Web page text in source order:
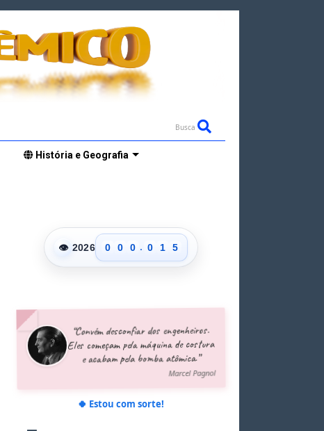
Busca
História e Geografia
👁 2026
0
1
6
7
8
0
1
6
7
8
0
1
6
7
8
. 0
1
6
7
8
0
1
2
7
8
9
4
5
6
“Convém desconfiar dos engenheiros.
Eles começam pela máquina de costura
e acabam pela bomba atômica.”
Marcel Pagnol
🍀 Estou com sorte!